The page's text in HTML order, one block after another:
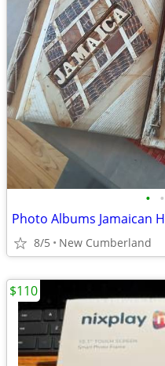
• •
8/5 New Cumberland
$110